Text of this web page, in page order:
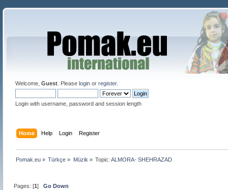
Welcome, Guest. Please loginor register.
Login with username, password and session length
Home Help Login Register
Pomak.eu » Türkçe » Müzik » Topic:ALMORA- SHEHRAZAD
Pages: [1]Go Down